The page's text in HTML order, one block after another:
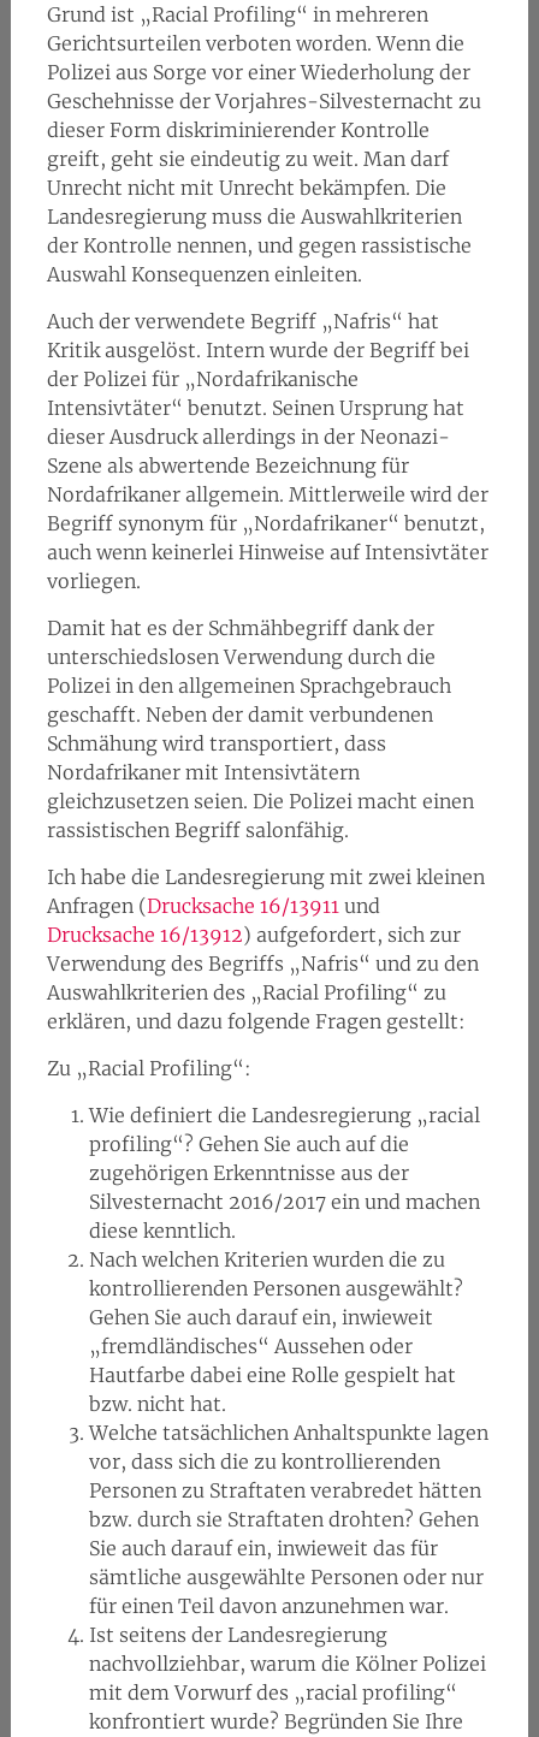
Grund ist „Racial Profiling“ in mehreren
Gerichtsurteilen verboten worden. Wenn die
Polizei aus Sorge vor einer Wiederholung der
Geschehnisse der Vorjahres-Silvesternacht zu
dieser Form diskriminierender Kontrolle
greift, geht sie eindeutig zu weit. Man darf
Unrecht nicht mit Unrecht bekämpfen. Die
Landesregierung muss die Auswahlkriterien
der Kontrolle nennen, und gegen rassistische
Auswahl Konsequenzen einleiten.
Auch der verwendete Begriff „Nafris“ hat
Kritik ausgelöst. Intern wurde der Begriff bei
der Polizei für „Nordafrikanische
Intensivtäter“ benutzt. Seinen Ursprung hat
dieser Ausdruck allerdings in der Neonazi-
Szene als abwertende Bezeichnung für
Nordafrikaner allgemein. Mittlerweile wird der
Begriff synonym für „Nordafrikaner“ benutzt,
auch wenn keinerlei Hinweise auf Intensivtäter
vorliegen.
Damit hat es der Schmähbegriff dank der
unterschiedslosen Verwendung durch die
Polizei in den allgemeinen Sprachgebrauch
geschafft. Neben der damit verbundenen
Schmähung wird transportiert, dass
Nordafrikaner mit Intensivtätern
gleichzusetzen seien. Die Polizei macht einen
rassistischen Begriff salonfähig.
Ich habe die Landesregierung mit zwei kleinen
Anfragen (Drucksache 16/13911und
Drucksache 16/13912) aufgefordert, sich zur
Verwendung des Begriffs „Nafris“ und zu den
Auswahlkriterien des „Racial Profiling“ zu
erklären, und dazu folgende Fragen gestellt:
Zu „Racial Profiling“:
Wie definiert die Landesregierung „racial
profiling“? Gehen Sie auch auf die
zugehörigen Erkenntnisse aus der
Silvesternacht 2016/2017 ein und machen
diese kenntlich.
Nach welchen Kriterien wurden die zu
kontrollierenden Personen ausgewählt?
Gehen Sie auch darauf ein, inwieweit
„fremdländisches“ Aussehen oder
Hautfarbe dabei eine Rolle gespielt hat
bzw. nicht hat.
Welche tatsächlichen Anhaltspunkte lagen
vor, dass sich die zu kontrollierenden
Personen zu Straftaten verabredet hätten
bzw. durch sie Straftaten drohten? Gehen
Sie auch darauf ein, inwieweit das für
sämtliche ausgewählte Personen oder nur
für einen Teil davon anzunehmen war.
Ist seitens der Landesregierung
nachvollziehbar, warum die Kölner Polizei
mit dem Vorwurf des „racial profiling“
konfrontiert wurde? Begründen Sie Ihre